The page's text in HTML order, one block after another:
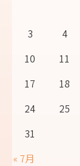
3
4
10
11
17
18
24
25
31
« 7月